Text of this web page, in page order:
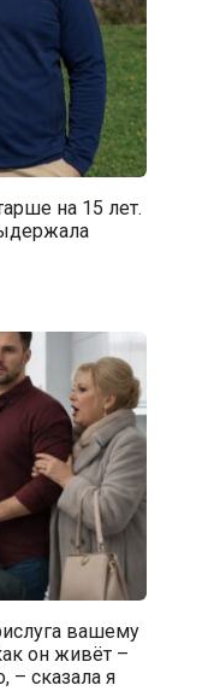
на 15 лет.
вашему
он живёт –
– сказала я